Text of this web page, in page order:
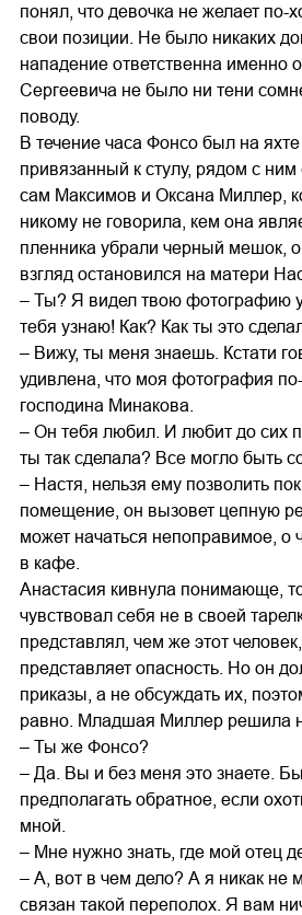
понял, что девочка не желает по-
свои позиции. Не было никаких
нападение ответственна именно
Сергеевича не было ни тени
поводу.
В течение часа Фонсо был на
привязанный к стулу, рядом с ним
сам Максимов и Оксана Миллер,
никому не говорила, кем она
пленника убрали черный мешок,
взгляд остановился на матери
– Ты? Я видел твою фотографию
тебя узнаю! Как? Как ты это
– Вижу, ты меня знаешь. Кстати
удивлена, что моя фотография
господина Минакова.
– Он тебя любил. И любит до сих
ты так сделала? Все могло быть
– Настя, нельзя ему позволить
помещение, он вызовет цепную
может начаться непоправимое, о
в кафе.
Анастасия кивнула понимающе,
чувствовал себя не в своей
представлял, чем же этот
представляет опасность. Но он
приказы, а не обсуждать их,
равно. Младшая Миллер решила
– Ты же Фонсо?
– Да. Вы и без меня это знаете.
предполагать обратное, если
мной.
– Мне нужно знать, где мой отец
– А, вот в чем дело? А я никак не
связан такой переполох. Я вам